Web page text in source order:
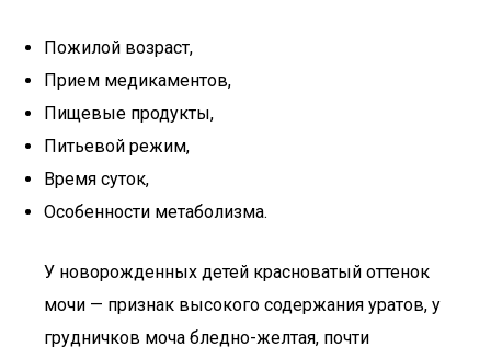
Пожилой возраст,
Прием медикаментов,
Пищевые продукты,
Питьевой режим,
Время суток,
Особенности метаболизма.
У новорожденных детей красноватый оттенок
мочи — признак высокого содержания уратов, у
грудничков моча бледно-желтая, почти